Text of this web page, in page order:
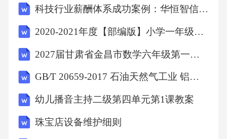
（An为电机或减（变根据不同的被测件形式，
应该选用不同的测点布说明：该测点布置共使
用5个传声器，其中1、2、3、4号传声器距离被
测件测量面1000mm，与驱动说明：该测点布置
共使用5个传声器，其中1、2、3、4号传声器距
离被测件测量面1000mm，与驱动说明：该测点
布置共使用4个传声器，其中1、2、3号传声器
科技行业薪酬体系成功案例：华恒智信破解调薪机制缺失与内部公平
2020-2021年度【部编版】小学一年级数学第一学期达标试卷(A4可打印)
2027届甘肃省金昌市数学六年级第一学期期末经典模拟试题含解析
GB∕T 20659-2017 石油天然气工业 铝合金钻杆
幼儿播音主持二级第四单元第1课教案
珠宝店设备维护细则